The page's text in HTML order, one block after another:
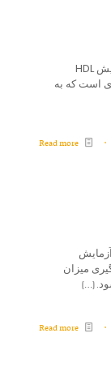
آزمایش HDL ، اهمیت ، روش و تفسیر نتایج آزمایش HDL
است که به
۰ Read more
میزان
[…]
۰ Read more